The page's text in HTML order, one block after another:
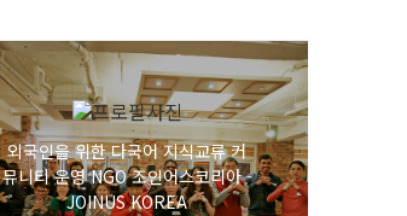
외국인을 위한 다국어 지식교류 커
뮤니티 운영 NGO 조인어스코리아 -
JOINUS KOREA